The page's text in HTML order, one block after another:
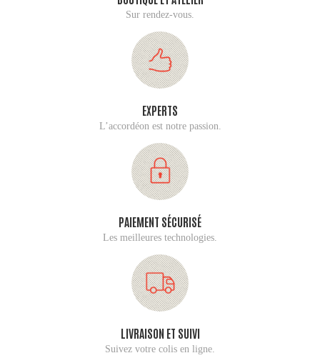
Sur rendez-vous.
EXPERTS
L’accordéon est notre passion.
PAIEMENT SÉCURISÉ
Les meilleures technologies.
LIVRAISON ET SUIVI
Suivez votre colis en ligne.